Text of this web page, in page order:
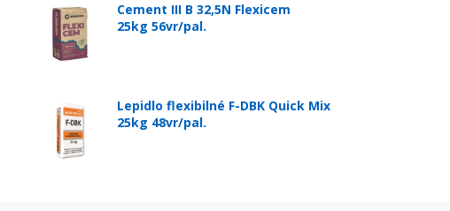
Cement III B 32,5N Flexicem
25kg 56vr/pal.
Lepidlo flexibilné F-DBK Quick Mix
25kg 48vr/pal.